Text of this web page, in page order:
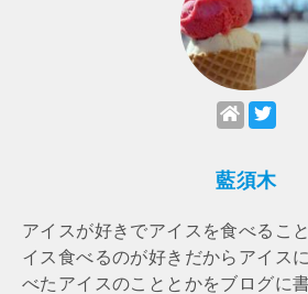
藍須木
アイスが好きでアイスを食べるこ
イス食べるのが好きだからアイス
べたアイスのこととかをブログに